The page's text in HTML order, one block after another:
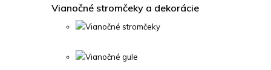
Vianočné stromčeky a dekorácie
Vianočné stromčeky
Vianočné gule